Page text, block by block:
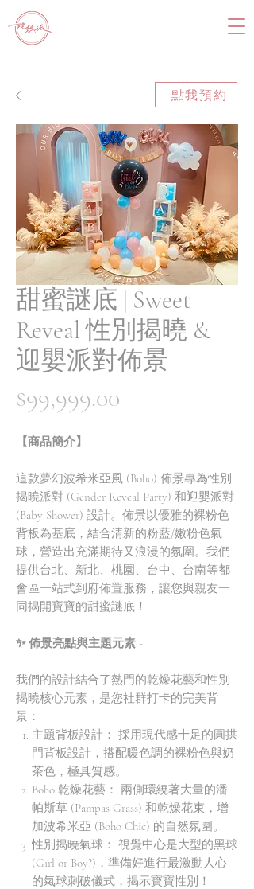
甜蜜謎底 | Sweet
Reveal 性別揭曉 &
迎嬰派對佈景
$99,999.00
【商品簡介】
這款夢幻波希米亞風 (Boho) 佈景專為性別
揭曉派對 (Gender Reveal Party) 和迎嬰派對
(Baby Shower) 設計。佈景以優雅的裸粉色
背板為基底，結合清新的粉藍/嫩粉色氣
球，營造出充滿期待又浪漫的氛圍。我們
提供台北、新北、桃園、台中、台南等都
會區一站式到府佈置服務，讓您與親友一
同揭開寶寶的甜蜜謎底！
✨ 佈景亮點與主題元素 -
我們的設計結合了熱門的乾燥花藝和性別
揭曉核心元素，是您社群打卡的完美背
景：
主題背板設計： 採用現代感十足的圓拱
門背板設計，搭配暖色調的裸粉色與奶
茶色，極具質感。
Boho 乾燥花藝： 兩側環繞著大量的潘
帕斯草 (Pampas Grass) 和乾燥花束，增
加波希米亞 (Boho Chic) 的自然氛圍。
性別揭曉氣球： 視覺中心是大型的黑球
(Girl or Boy?)，準備好進行最激動人心
的氣球刺破儀式，揭示寶寶性別！
點我預約